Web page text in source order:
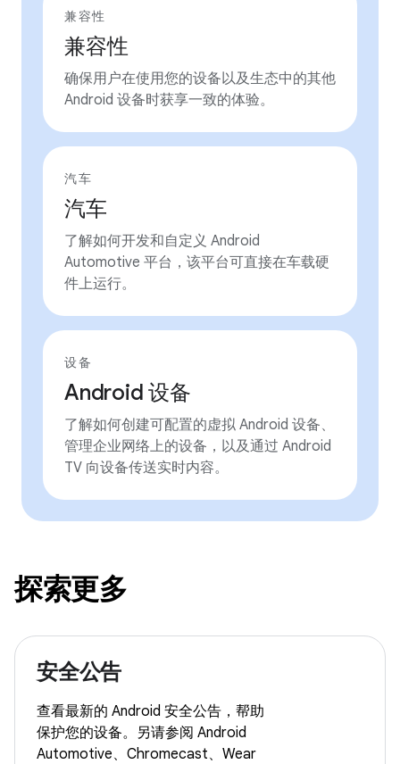
兼容性
兼容性
确保用户在使用您的设备以及生态中的其他
Android 设备时获享一致的体验。
汽车
汽车
了解如何开发和自定义 Android
Automotive 平台，该平台可直接在车载硬
件上运行。
设备
Android 设备
了解如何创建可配置的虚拟 Android 设备、
管理企业网络上的设备，以及通过 Android
TV 向设备传送实时内容。
探索更多
安全公告
查看最新的 Android 安全公告，帮助
保护您的设备。另请参阅 Android
Automotive、Chromecast、Wear